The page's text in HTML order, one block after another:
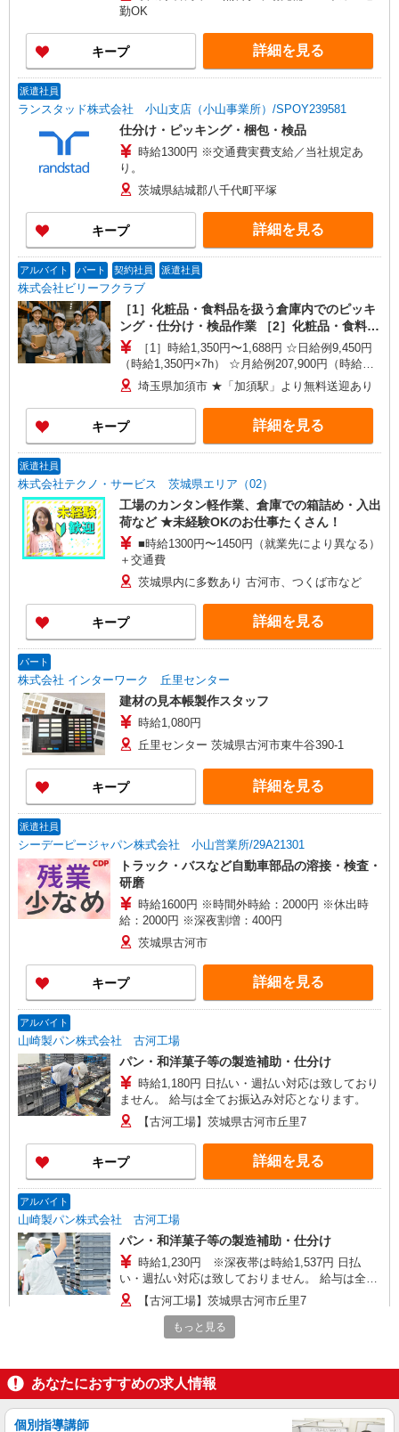
勤OK
キープ 詳細を見る
派遣社員
ランスタッド株式会社 小山支店（小山事業所）/SPOY239581
仕分け・ピッキング・梱包・検品
時給1300円 ※交通費実費支給／当社規定あ
り。
茨城県結城郡八千代町平塚
キープ 詳細を見る
アルバイト パート 契約社員 派遣社員
株式会社ビリーフクラブ
［1］化粧品・食料品を扱う倉庫内でのピッキ
ング・仕分け・検品作業 ［2］化粧品・食料品
を扱う倉庫内でのフォークリフト作業
［1］時給1,350円〜1,688円 ☆日給例9,450円
（時給1,350円×7h） ☆月給例207,900円（時給
1,350円×7h×22日） ［2］特別時給2,000円（入社
から翌月末迄） 時給1,550円〜1,938円（通常時
給） ☆日給例10,850円（時給1,550円×7h） ☆月
給例238,700円（時給1,550円×7h×22日） ※経
験・能力等による
埼玉県加須市 ★「加須駅」より無料送迎あり
キープ 詳細を見る
派遣社員
株式会社テクノ・サービス 茨城県エリア（02）
工場のカンタン軽作業、倉庫での箱詰め・入出
荷など ★未経験OKのお仕事たくさん！
■時給1300円〜1450円（就業先により異なる）
＋交通費
茨城県内に多数あり 古河市、つくば市など
キープ 詳細を見る
パート
株式会社 インターワーク 丘里センター
建材の見本帳製作スタッフ
時給1,080円
丘里センター 茨城県古河市東牛谷390-1
キープ 詳細を見る
派遣社員
シーデーピージャパン株式会社 小山営業所/29A21301
トラック・バスなど自動車部品の溶接・検査・
研磨
時給1600円 ※時間外時給：2000円 ※休出時
給：2000円 ※深夜割増：400円
茨城県古河市
キープ 詳細を見る
アルバイト
山崎製パン株式会社 古河工場
パン・和洋菓子等の製造補助・仕分け
時給1,180円 日払い・週払い対応は致しており
ません。 給与は全てお振込み対応となります。
【古河工場】茨城県古河市丘里7
キープ 詳細を見る
アルバイト
山崎製パン株式会社 古河工場
パン・和洋菓子等の製造補助・仕分け
時給1,230円 ※深夜帯は時給1,537円 日払
い・週払い対応は致しておりません。 給与は全て
お振込み対応となります。
【古河工場】茨城県古河市丘里7
アルバイト
山崎製パン株式会社 古河工場
パン・和洋菓子等の製造補助・仕分け
もっと見る
あなたにおすすめの求人情報
個別指導講師